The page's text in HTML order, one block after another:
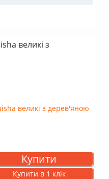
великі з
Купити
Купити в 1 клік